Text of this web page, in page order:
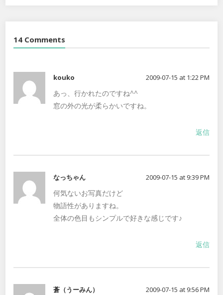
14 Comments
kouko 2009-07-15 at 1:22 PM
あっ、行かれたのですね^^
窓の外の光が柔らかいですね。
返信
なっちゃん 2009-07-15 at 9:39 PM
何気ないお写真だけど
物語性がありますね。
全体の色目もシンプルで好きな感じです♪
返信
蒼（うーみん） 2009-07-15 at 9:56 PM